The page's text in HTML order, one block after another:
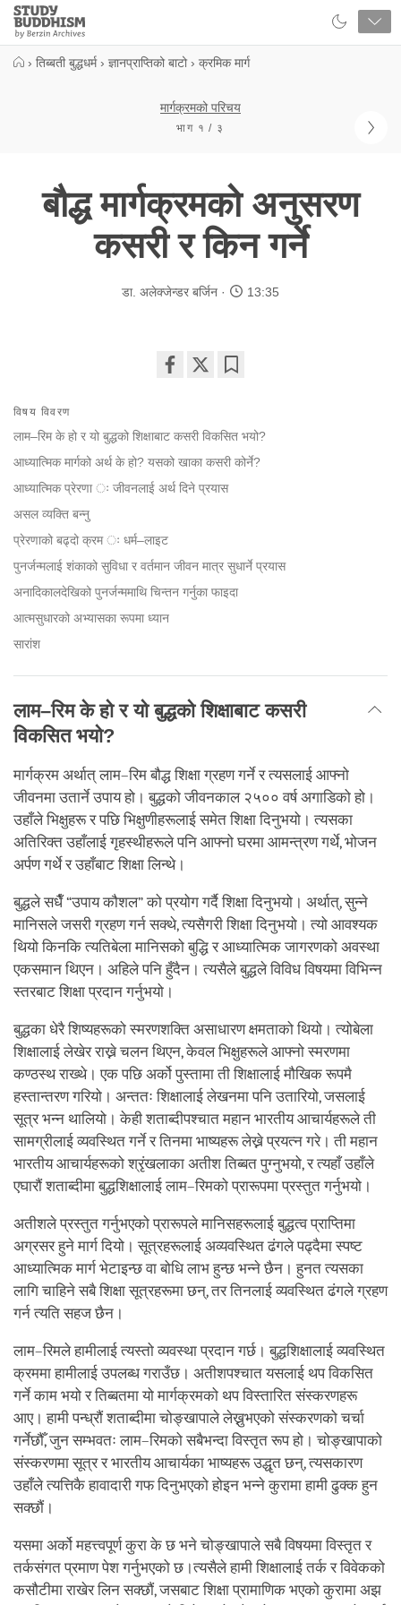
Close
Study
Buddhism
› तिब्बती बुद्धधर्म › ज्ञानप्राप्तिको बाटो › क्रमिक मार्ग
मार्गक्रमको परिचय
भाग १ / ३
बौद्ध मार्गक्रमको अनुसरण
कसरी र किन गर्ने
डा. अलेक्जेन्डर बर्जिन 13:35
facebook
विषय विवरण
लाम–रिम के हो र यो बुद्धको शिक्षाबाट कसरी विकसित भयो?
आध्यात्मिक मार्गको अर्थ के हो? यसको खाका कसरी कोर्ने?
आध्यात्मिक प्रेरणा ः जीवनलाई अर्थ दिने प्रयास
असल व्यक्ति बन्नु
प्रेरणाको बढ्दो क्रम ः धर्म–लाइट
पुनर्जन्मलाई शंकाको सुविधा र वर्तमान जीवन मात्र सुधार्ने प्रयास
अनादिकालदेखिको पुनर्जन्ममाथि चिन्तन गर्नुका फाइदा
आत्मसुधारको अभ्यासका रूपमा ध्यान
सारांश
लाम–रिम के हो र यो बुद्धको शिक्षाबाट कसरी
विकसित भयो?
मार्गक्रम अर्थात् लाम–रिम बौद्ध शिक्षा ग्रहण गर्ने र त्यसलाई आफ्नो
जीवनमा उतार्ने उपाय हो। बुद्धको जीवनकाल २५०० वर्ष अगाडिको हो।
उहाँले भिक्षुहरू र पछि भिक्षुणीहरूलाई समेत शिक्षा दिनुभयो। त्यसका
अतिरिक्त उहाँलाई गृहस्थीहरूले पनि आफ्नो घरमा आमन्त्रण गर्थे, भोजन
अर्पण गर्थे र उहाँबाट शिक्षा लिन्थे।
बुद्धले सधैँ “उपाय कौशल” को प्रयोग गर्दै शिक्षा दिनुभयो। अर्थात्, सुन्ने
मानिसले जसरी ग्रहण गर्न सक्थे, त्यसैगरी शिक्षा दिनुभयो। त्यो आवश्यक
थियो किनकि त्यतिबेला मानिसको बुद्धि र आध्यात्मिक जागरणको अवस्था
एकसमान थिएन। अहिले पनि हुँदैन। त्यसैले बुद्धले विविध विषयमा विभिन्न
स्तरबाट शिक्षा प्रदान गर्नुभयो।
बुद्धका धेरै शिष्यहरूको स्मरणशक्ति असाधारण क्षमताको थियो। त्योबेला
शिक्षालाई लेखेर राख्ने चलन थिएन, केवल भिक्षुहरूले आफ्नो स्मरणमा
कण्ठस्थ राख्थे। एक पछि अर्को पुस्तामा ती शिक्षालाई मौखिक रूपमै
हस्तान्तरण गरियो। अन्ततः शिक्षालाई लेखनमा पनि उतारियो, जसलाई
सूत्र भन्न थालियो। केही शताब्दीपश्चात महान भारतीय आचार्यहरूले ती
सामग्रीलाई व्यवस्थित गर्ने र तिनमा भाष्यहरू लेख्ने प्रयत्न गरे। ती महान
भारतीय आचार्यहरूको श्रृंखलाका अतीश तिब्बत पुग्नुभयो, र त्यहाँ उहाँले
एघारौं शताब्दीमा बुद्धशिक्षालाई लाम–रिमको प्रारूपमा प्रस्तुत गर्नुभयो।
अतीशले प्रस्तुत गर्नुभएको प्रारूपले मानिसहरूलाई बुद्धत्व प्राप्तिमा
अग्रसर हुने मार्ग दियो। सूत्रहरूलाई अव्यवस्थित ढंगले पढ्दैमा स्पष्ट
आध्यात्मिक मार्ग भेटाइन्छ वा बोधि लाभ हुन्छ भन्ने छैन। हुनत त्यसका
लागि चाहिने सबै शिक्षा सूत्रहरूमा छन्, तर तिनलाई व्यवस्थित ढंगले ग्रहण
गर्न त्यति सहज छैन।
लाम–रिमले हामीलाई त्यस्तो व्यवस्था प्रदान गर्छ। बुद्धशिक्षालाई व्यवस्थित
क्रममा हामीलाई उपलब्ध गराउँछ। अतीशपश्चात यसलाई थप विकसित
गर्ने काम भयो र तिब्बतमा यो मार्गक्रमको थप विस्तारित संस्करणहरू
आए। हामी पन्ध्रौं शताब्दीमा चोङ्खापाले लेख्नुभएको संस्करणको चर्चा
गर्नेछौँ, जुन सम्भवतः लाम–रिमको सबैभन्दा विस्तृत रूप हो। चोङ्खापाको
संस्करणमा सूत्र र भारतीय आचार्यका भाष्यहरू उद्धृत छन्, त्यसकारण
उहाँले त्यत्तिकै हावादारी गफ दिनुभएको होइन भन्ने कुरामा हामी ढुक्क हुन
सक्छौं।
यसमा अर्को महत्त्वपूर्ण कुरा के छ भने चोङ्खापाले सबै विषयमा विस्तृत र
तर्कसंगत प्रमाण पेश गर्नुभएको छ।त्यसैले हामी शिक्षालाई तर्क र विवेकको
कसौटीमा राखेर लिन सक्छौं, जसबाट शिक्षा प्रामाणिक भएको कुरामा अझ